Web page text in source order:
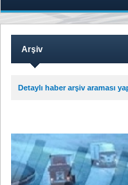
Arşiv
Detaylı haber arşiv araması